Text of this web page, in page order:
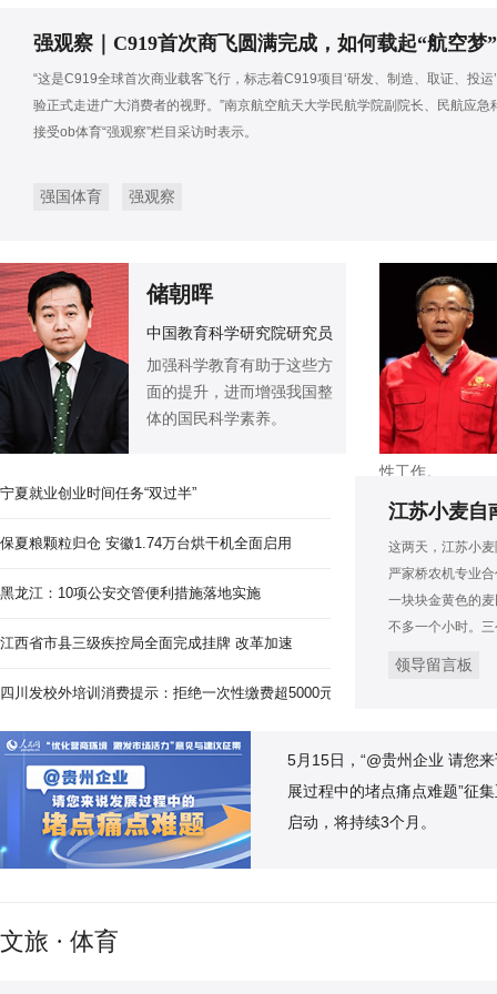
强观察｜C919首次商飞圆满完成，如何载起“航空梦
“这是C919全球首次商业载客飞行，标志着C919项目‘研发、制造、取证、投
验正式走进广大消费者的视野。”南京航空航天大学民航学院副院长、民航应
接受ob体育“强观察”栏目采访时表示。
强国体育 强观察
储朝晖
中国教育科学研究院研究员
加强科学教育有助于这些方
面的提升，进而增强我国整
体的国民科学素养。
性工作。
江苏小麦自
这两天，江苏小
严家桥农机专业
一块块金黄色的
不多一个小时。
领导留言板
宁夏就业创业时间任务“双过半”
保夏粮颗粒归仓 安徽1.74万台烘干机全面启用
黑龙江：10项公安交管便利措施落地实施
江西省市县三级疾控局全面完成挂牌 改革加速
四川发校外培训消费提示：拒绝一次性缴费超5000元
5月15日，“@贵州企业 请您
展过程中的堵点痛点难题”征
启动，将持续3个月。
文旅 · 体育